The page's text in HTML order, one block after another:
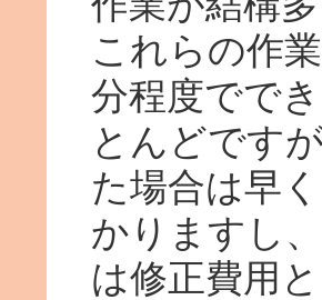
これらの作
分程度でで
とんどです
た場合は早
かりますし
は修正費用